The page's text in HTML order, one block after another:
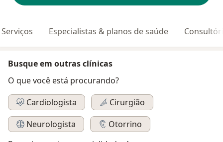
Serviços Especialistas & planos de saúde
Busque em outras clínicas
O que você está procurando?
Cardiologista
Cirurgião
Neurologista
Otorrino